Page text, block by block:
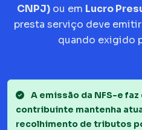
CNPJ)ou em Lucro
presta serviço deve
quando exigido
A emissão da NFS-e
contribuinte mantenha
recolhimento de tributos